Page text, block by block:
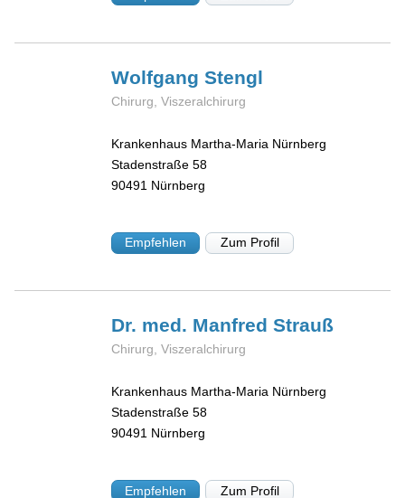
WolfgangStengl
Chirurg, Viszeralchirurg
Krankenhaus Martha-Maria Nürnberg
Stadenstraße 58
90491 Nürnberg
Empfehlen Zum Profil
Dr. med. ManfredStrauß
Chirurg, Viszeralchirurg
Krankenhaus Martha-Maria Nürnberg
Stadenstraße 58
90491 Nürnberg
Empfehlen Zum Profil